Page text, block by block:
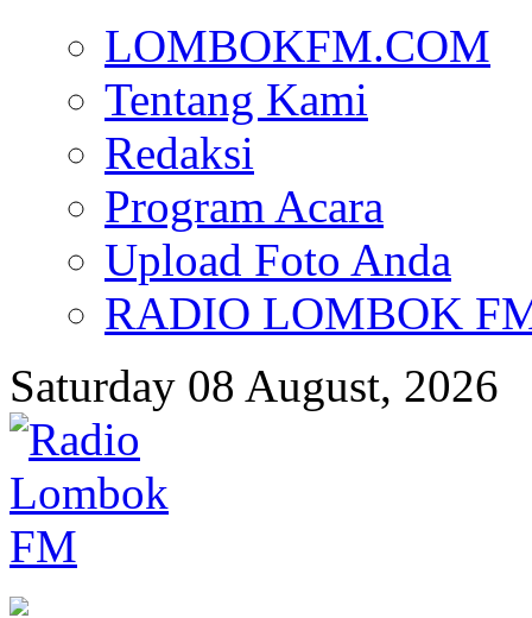
LOMBOKFM.COM
Tentang Kami
Redaksi
Program Acara
Upload Foto Anda
RADIO LOMBOK
Saturday 08 August, 2026